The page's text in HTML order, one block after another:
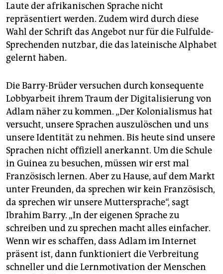
Laute der ­afrikanischen Sprache nicht
repräsentiert werden. Zudem wird durch diese
Wahl der Schrift das Angebot nur für die Fulfulde-
Sprechenden nutzbar, die das lateinische Alphabet
gelernt haben.
Die Barry-Brüder versuchen durch konsequente
Lobbyarbeit ihrem Traum der Digitalisierung von
Adlam näher zu kommen. „Der Kolonialismus hat
versucht, unsere Sprachen auszulöschen und uns
unsere Identität zu nehmen. Bis heute sind unsere
Sprachen nicht offiziell anerkannt. Um die Schule
in Guinea zu besuchen, müssen wir erst mal
Französisch lernen. Aber zu Hause, auf dem Markt
unter Freunden, da sprechen wir kein Französisch,
da sprechen wir unsere Muttersprache“, sagt
Ibrahim Barry. „In der eigenen Sprache zu
schreiben und zu sprechen macht alles einfacher.
Wenn wir es schaffen, dass Adlam im Internet
präsent ist, dann funktio­niert die Verbreitung
schneller und die Lernmotivation der Menschen